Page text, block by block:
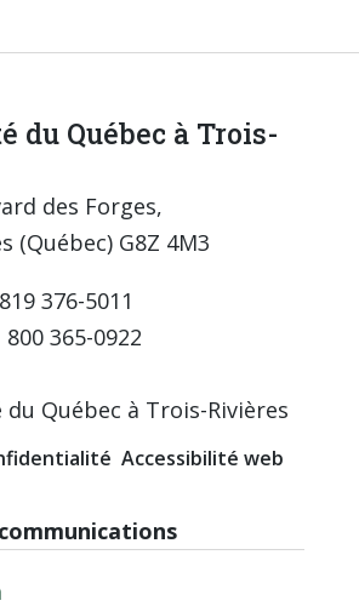
du Québec à Trois-
des Forges,
(Québec) G8Z 4M3
376-5011
365-0922
Québec à Trois-Rivières
Accessibilité web